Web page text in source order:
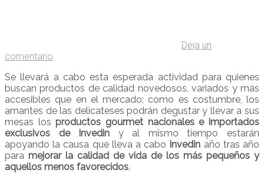
Deja un
comentario
Se llevará a cabo esta esperada actividad para quienes
buscan productos de calidad novedosos, variados y más
accesibles que en el mercado; como es costumbre, los
amantes de las delicateses podrán degustar y llevar a sus
mesas losproductos gourmet nacionales e importados
exclusivos de Invedin y al mismo tiempo estarán
apoyando la causa que lleva a cabo Invedin año tras año
para mejorar la calidad de vida de los más pequeños y
aquellos menos favorecidos.